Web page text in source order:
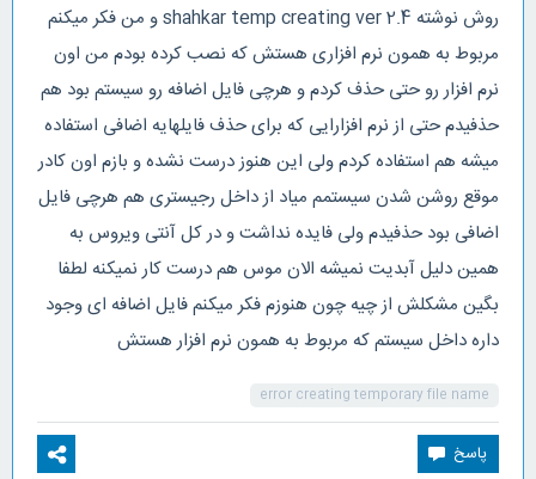
روش نوشته shahkar temp creating ver 2.4 و من فکر میکنم
مربوط به همون نرم افزاری هستش که نصب کرده بودم من اون
نرم افزار رو حتی حذف کردم و هرچی فایل اضافه رو سیستم بود هم
حذفیدم حتی از نرم افزارایی که برای حذف فایلهایه اضافی استفاده
میشه هم استفاده کردم ولی این هنوز درست نشده و بازم اون کادر
موقع روشن شدن سیستمم میاد از داخل رجیستری هم هرچی فایل
اضافی بود حذفیدم ولی فایده نداشت و در کل آنتی ویروس به
همین دلیل آبدیت نمیشه الان موس هم درست کار نمیکنه لطفا
بگین مشکلش از چیه چون هنوزم فکر میکنم فایل اضافه ای وجود
داره داخل سیستم که مربوط به همون نرم افزار هستش
error creating temporary file name